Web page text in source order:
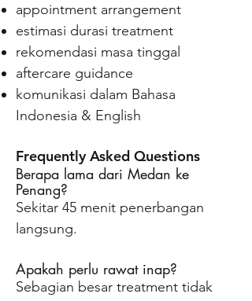
appointment arrangement
estimasi durasi treatment
rekomendasi masa tinggal
aftercare guidance
komunikasi dalam Bahasa
Indonesia & English
Frequently Asked Questions
Berapa lama dari Medan ke
Penang?
Sekitar 45 menit penerbangan
langsung.
Apakah perlu rawat inap?
Sebagian besar treatment tidak